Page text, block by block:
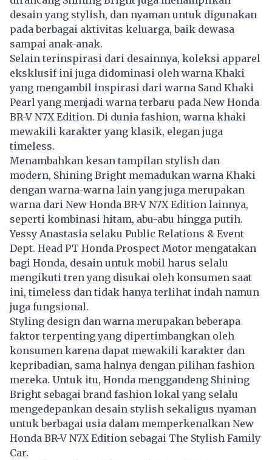
desain yang stylish, dan nyaman untuk digunakan
pada berbagai aktivitas keluarga, baik dewasa
sampai anak-anak.
Selain terinspirasi dari desainnya, koleksi apparel
eksklusif ini juga didominasi oleh warna Khaki
yang mengambil inspirasi dari warna Sand Khaki
Pearl yang menjadi warna terbaru pada New Honda
BR-V N7X Edition. Di dunia fashion, warna khaki
mewakili karakter yang klasik, elegan juga
timeless.
Menambahkan kesan tampilan stylish dan
modern, Shining Bright memadukan warna Khaki
dengan warna-warna lain yang juga merupakan
warna dari New Honda BR-V N7X Edition lainnya,
seperti kombinasi hitam, abu-abu hingga putih.
Yessy Anastasia selaku Public Relations & Event
Dept. Head PT Honda Prospect Motor mengatakan
bagi Honda, desain untuk mobil harus selalu
mengikuti tren yang disukai oleh konsumen saat
ini, timeless dan tidak hanya terlihat indah namun
juga fungsional.
Styling design dan warna merupakan beberapa
faktor terpenting yang dipertimbangkan oleh
konsumen karena dapat mewakili karakter dan
kepribadian, sama halnya dengan pilihan fashion
mereka. Untuk itu, Honda menggandeng Shining
Bright sebagai brand fashion lokal yang selalu
mengedepankan desain stylish sekaligus nyaman
untuk berbagai usia dalam memperkenalkan New
Honda BR-V N7X Edition sebagai The Stylish Family
Car.